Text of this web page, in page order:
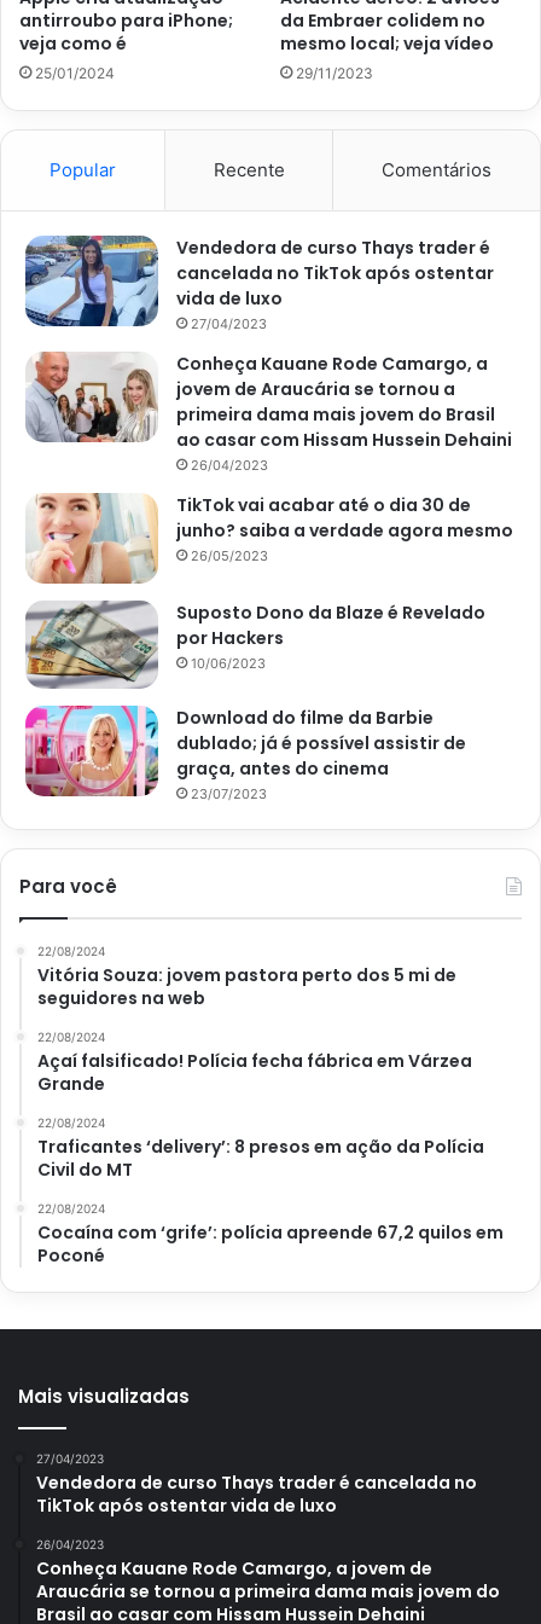
Segundo o doutor, essa vasodilatação é capaz de ajudar
na melhora da pressão arterial. Mas, esse composto
possui, ainda, outro benefício, já que, é um estimulante
sexual natural. Assim, ainda de acordo com o
ginecologista, ela aumenta a quantidade de sangue na
região pélvica.
Tanto os homens quanto as mulheres são beneficiados
por este composto. Entretanto, vale ressaltar que,
problemas com libido ou pressão devem ser
diagnosticados e tratados por um profissional. Porque,
apenas este é capaz de indicar a abordagem correta para
o tratamento adequado.
Qual a forma certa de usar a
casca da melancia?
Gláucia Pastores, bióloga e cientista de alimentos, ainda
Isso porque, essa parte da fruta possui fibras, que são
responsáveis por essa sensação, mas, na quantidade
certa, isso não ocorre.
De acordo com a bióloga, o ideal é ingerir essa parte da
melancia de três a quatro vezes na semana. Mas, é preciso
atenção à quantidade, para evitar o inchaço estomacal,
especialista para que ele indique a quantia certa para
você.
antirroubo para iPhone;
veja como é
25/01/2024
da Embraer colidem no
mesmo local; veja vídeo
29/11/2023
Popular Recente Comentários
Vendedora de curso Thays trader é
cancelada no TikTok após ostentar
vida de luxo
27/04/2023
Conheça Kauane Rode Camargo, a
jovem de Araucária se tornou a
primeira dama mais jovem do Brasil
ao casar com Hissam Hussein Dehaini
26/04/2023
TikTok vai acabar até o dia 30 de
junho? saiba a verdade agora mesmo
26/05/2023
Suposto Dono da Blaze é Revelado
por Hackers
10/06/2023
Download do filme da Barbie
dublado; já é possível assistir de
graça, antes do cinema
23/07/2023
Para você
22/08/2024
Vitória Souza: jovem pastora perto dos 5 mi de
seguidores na web
22/08/2024
Açaí falsificado! Polícia fecha fábrica em Várzea
Grande
22/08/2024
Traficantes ‘delivery’: 8 presos em ação da Polícia
Civil do MT
22/08/2024
Cocaína com ‘grife’: polícia apreende 67,2 quilos em
Poconé
Mais visualizadas
27/04/2023
Vendedora de curso Thays trader é cancelada no
TikTok após ostentar vida de luxo
26/04/2023
Conheça Kauane Rode Camargo, a jovem de
Araucária se tornou a primeira dama mais jovem do
Brasil ao casar com Hissam Hussein Dehaini